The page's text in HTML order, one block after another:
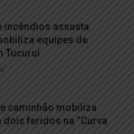
incêndios assusta
equipes de
Tucuruí
caminhão mobiliza
dois feridos na “Curva